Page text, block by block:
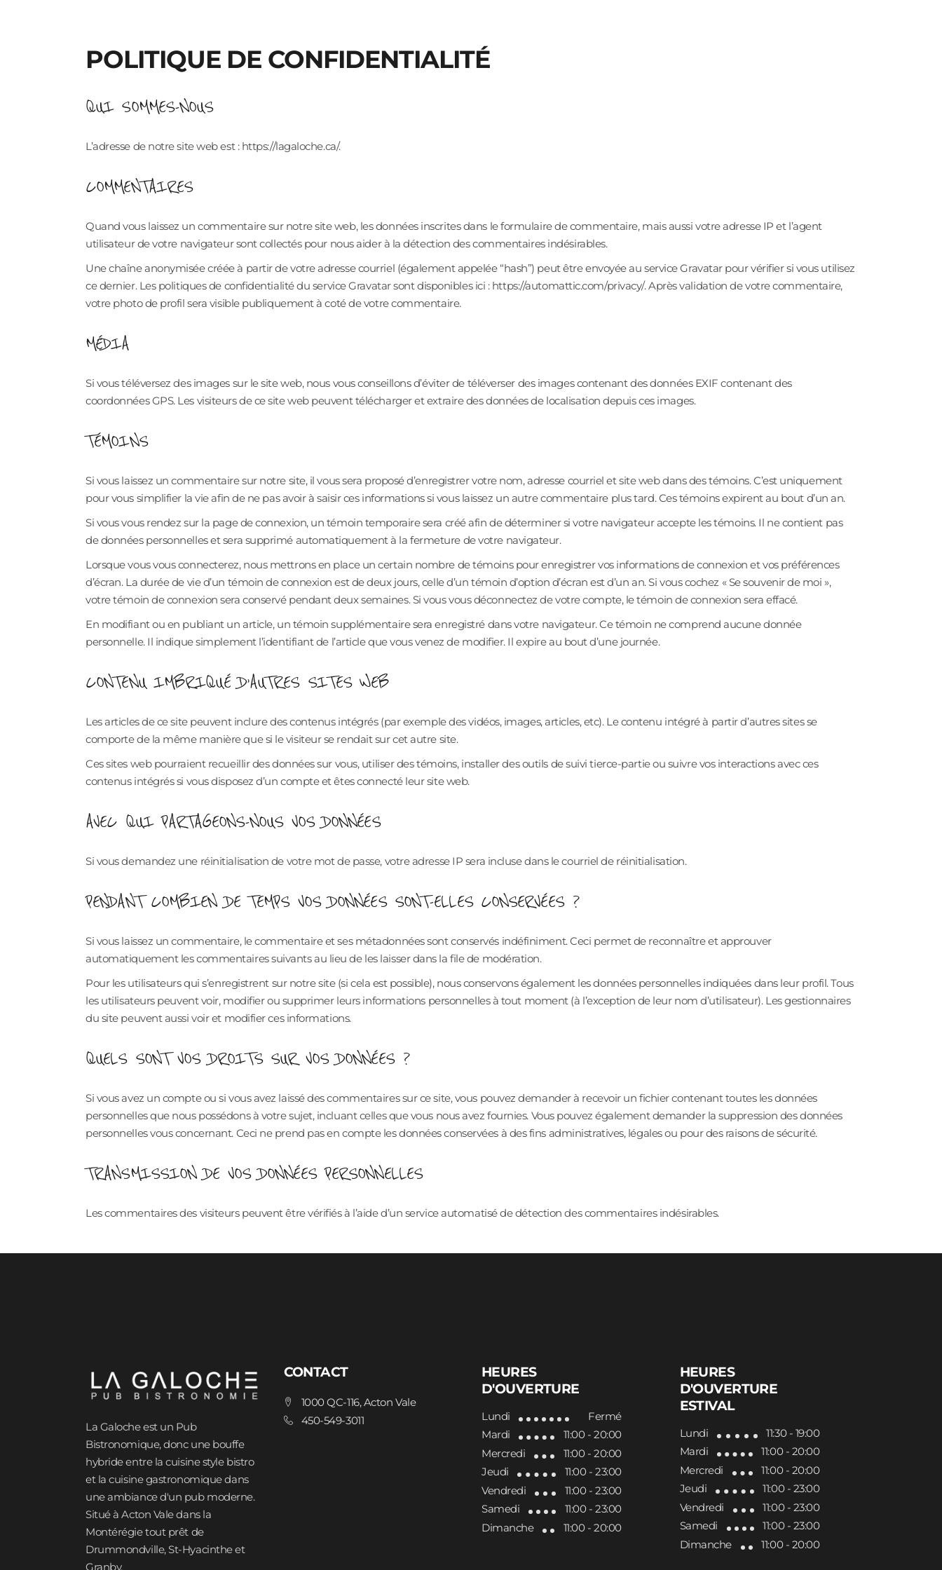
POLITIQUE DE CONFIDENTIALITÉ
QUI SOMMES-NOUS
L’adresse de notre site web est : https://lagaloche.ca/.
COMMENTAIRES
Quand vous laissez un commentaire sur notre site web, les données inscrites dans le formulaire de commentaire, mais aussi votre adresse IP et l’agent
utilisateur de votre navigateur sont collectés pour nous aider à la détection des commentaires indésirables.
Une chaîne anonymisée créée à partir de votre adresse courriel (également appelée “hash”) peut être envoyée au service Gravatar pour vérifier si vous utilisez
ce dernier. Les politiques de confidentialité du service Gravatar sont disponibles ici : https://automattic.com/privacy/. Après validation de votre commentaire,
votre photo de profil sera visible publiquement à coté de votre commentaire.
MÉDIA
Si vous téléversez des images sur le site web, nous vous conseillons d’éviter de téléverser des images contenant des données EXIF contenant des
coordonnées GPS. Les visiteurs de ce site web peuvent télécharger et extraire des données de localisation depuis ces images.
TÉMOINS
Si vous laissez un commentaire sur notre site, il vous sera proposé d’enregistrer votre nom, adresse courriel et site web dans des témoins. C’est uniquement
pour vous simplifier la vie afin de ne pas avoir à saisir ces informations si vous laissez un autre commentaire plus tard. Ces témoins expirent au bout d’un an.
Si vous vous rendez sur la page de connexion, un témoin temporaire sera créé afin de déterminer si votre navigateur accepte les témoins. Il ne contient pas
de données personnelles et sera supprimé automatiquement à la fermeture de votre navigateur.
Lorsque vous vous connecterez, nous mettrons en place un certain nombre de témoins pour enregistrer vos informations de connexion et vos préférences
d’écran. La durée de vie d’un témoin de connexion est de deux jours, celle d’un témoin d’option d’écran est d’un an. Si vous cochez « Se souvenir de moi »,
votre témoin de connexion sera conservé pendant deux semaines. Si vous vous déconnectez de votre compte, le témoin de connexion sera effacé.
En modifiant ou en publiant un article, un témoin supplémentaire sera enregistré dans votre navigateur. Ce témoin ne comprend aucune donnée
personnelle. Il indique simplement l’identifiant de l’article que vous venez de modifier. Il expire au bout d’une journée.
CONTENU IMBRIQUÉ D’AUTRES SITES WEB
Les articles de ce site peuvent inclure des contenus intégrés (par exemple des vidéos, images, articles, etc). Le contenu intégré à partir d’autres sites se
comporte de la même manière que si le visiteur se rendait sur cet autre site.
Ces sites web pourraient recueillir des données sur vous, utiliser des témoins, installer des outils de suivi tierce-partie ou suivre vos interactions avec ces
contenus intégrés si vous disposez d’un compte et êtes connecté leur site web.
AVEC QUI PARTAGEONS-NOUS VOS DONNÉES
Si vous demandez une réinitialisation de votre mot de passe, votre adresse IP sera incluse dans le courriel de réinitialisation.
PENDANT COMBIEN DE TEMPS VOS DONNÉES SONT-ELLES CONSERVÉES ?
Si vous laissez un commentaire, le commentaire et ses métadonnées sont conservés indéfiniment. Ceci permet de reconnaître et approuver
automatiquement les commentaires suivants au lieu de les laisser dans la file de modération.
Pour les utilisateurs qui s’enregistrent sur notre site (si cela est possible), nous conservons également les données personnelles indiquées dans leur profil. Tous
les utilisateurs peuvent voir, modifier ou supprimer leurs informations personnelles à tout moment (à l’exception de leur nom d’utilisateur). Les gestionnaires
du site peuvent aussi voir et modifier ces informations.
QUELS SONT VOS DROITS SUR VOS DONNÉES ?
Si vous avez un compte ou si vous avez laissé des commentaires sur ce site, vous pouvez demander à recevoir un fichier contenant toutes les données
personnelles que nous possédons à votre sujet, incluant celles que vous nous avez fournies. Vous pouvez également demander la suppression des données
personnelles vous concernant. Ceci ne prend pas en compte les données conservées à des fins administratives, légales ou pour des raisons de sécurité.
TRANSMISSION DE VOS DONNÉES PERSONNELLES
Les commentaires des visiteurs peuvent être vérifiés à l’aide d’un service automatisé de détection des commentaires indésirables.
La Galoche est un Pub
Bistronomique, donc une bouffe
hybride entre la cuisine style bistro
et la cuisine gastronomique dans
une ambiance d'un pub moderne.
Situé à Acton Vale dans la
Montérégie tout prêt de
Drummondville, St-Hyacinthe et
Granby.
CONTACT
1000 QC-116, Acton Vale
450-549-3011
HEURES
D'OUVERTURE
Lundi
Fermé
Mardi
11:00 - 20:00
Mercredi
11:00 - 20:00
Jeudi
11:00 - 23:00
Vendredi
11:00 - 23:00
Samedi
11:00 - 23:00
Dimanche
11:00 - 20:00
HEURES
D'OUVERTURE
ESTIVAL
Lundi
11:30 - 19:00
Mardi
11:00 - 20:00
Mercredi
11:00 - 20:00
Jeudi
11:00 - 23:00
Vendredi
11:00 - 23:00
Samedi
11:00 - 23:00
Dimanche
11:00 - 20:00